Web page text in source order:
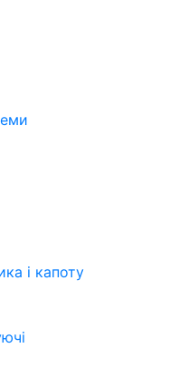
і капоту